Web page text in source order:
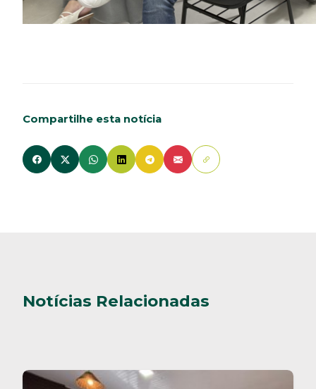
Compartilhe esta notícia
Notícias Relacionadas